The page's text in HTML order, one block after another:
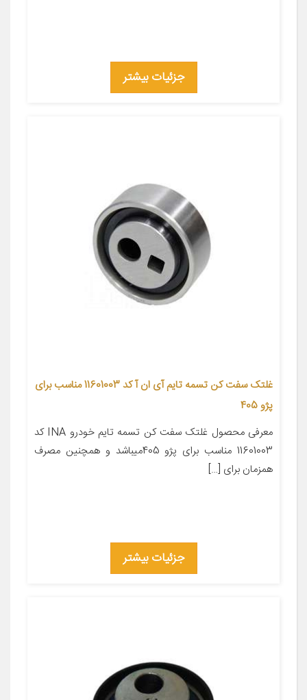
جزئیات بیشتر
غلتک سفت کن تسمه تایم آی ان آ کد 11601003 مناسب برای
پژو 405
معرفی محصول غلتک سفت کن تسمه تایم خودرو INA کد
11601003 مناسب برای پژو 405میباشد و همچنین مصرف
همزمان برای […]
جزئیات بیشتر